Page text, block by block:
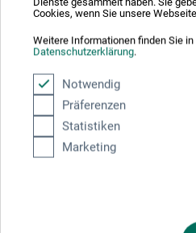
Cookies, wenn Sie unsere
Weitere Informationen finden Sie in
Datenschutzerklärung.
Notwendig
Präferenzen
Statistiken
Marketing
Klebestreifen aus
Hand abreißbar und beschriftbar.
Schreiben Sie die erste